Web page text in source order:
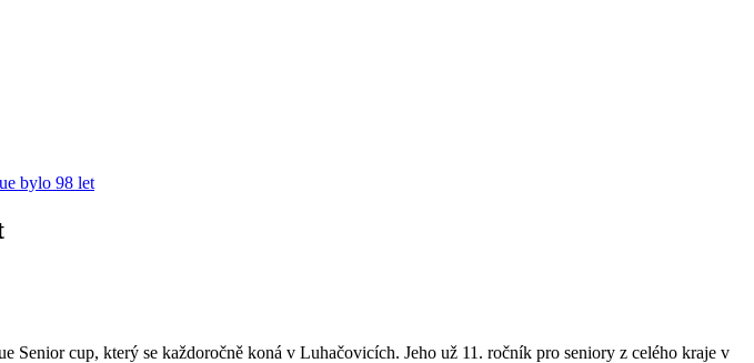
bylo 98 let
Senior cup, který se každoročně koná v Luhačovicích. Jeho už 11. ročník pro seniory z celého kraje v